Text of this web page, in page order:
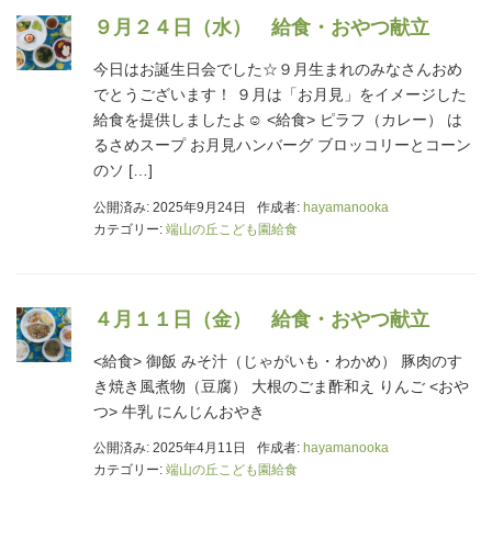
９月２４日（水） 給食・おやつ献立
今日はお誕生日会でした☆９月生まれのみなさんおめ
でとうございます！ ９月は「お月見」をイメージした
給食を提供しましたよ☺ <給食> ピラフ（カレー） は
るさめスープ お月見ハンバーグ ブロッコリーとコーン
のソ […]
公開済み: 2025年9月24日 作成者: hayamanooka
カテゴリー: 端山の丘こども園給食
４月１１日（金） 給食・おやつ献立
<給食> 御飯 みそ汁（じゃがいも・わかめ） 豚肉のす
き焼き風煮物（豆腐） 大根のごま酢和え りんご <おや
つ> 牛乳 にんじんおやき
公開済み: 2025年4月11日 作成者: hayamanooka
カテゴリー: 端山の丘こども園給食